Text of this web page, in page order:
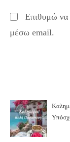
Επιθυμώ να
μέσω email.